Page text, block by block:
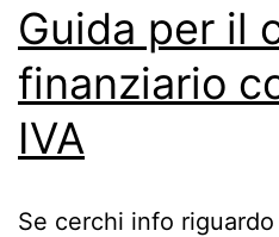
Guida per il
finanziario
IVA
Se cerchi info